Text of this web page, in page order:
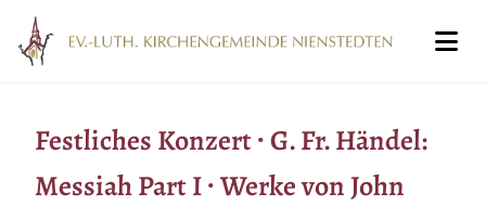
Festliches Konzert ∙ G. Fr. Händel:
Messiah Part I ∙ Werke von John